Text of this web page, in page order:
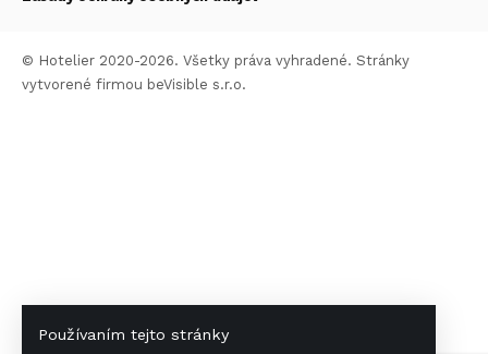
Používaním tejto stránky
© Hotelier 2020-2026. Všetky práva vyhradené. Stránky
vytvorené firmou beVisible s.r.o.